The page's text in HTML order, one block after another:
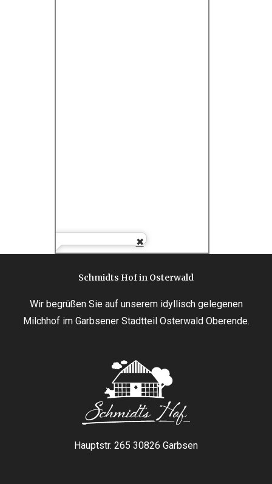
Schmidts Hof in Osterwald
Wir begrüßen Sie auf unserem idyllisch gelegenen
Milchhof im Garbsener Stadtteil Osterwald Oberende.
Hauptstr. 265 30826 Garbsen